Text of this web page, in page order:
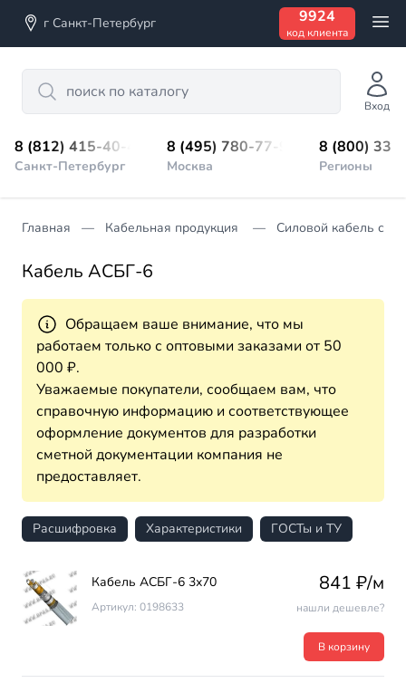
г Санкт-Петербург 9924
код клиента
Search
Вход
8 (812) 415-40-45
Санкт-Петербург
8 (495) 780-77-98
Москва
8 (800)
Регионы
Главная Кабельная продукция Силовой кабель с
Кабель АСБГ-6
Обращаем ваше внимание, что мы
работаем только с оптовыми заказами от 50
000 ₽.
Уважаемые покупатели, сообщаем вам, что
справочную информацию и соответствующее
оформление документов для разработки
сметной документации компания не
предоставляет.
Расшифровка Характеристики ГОСТы и ТУ
Кабель АСБГ-6 3х70
Артикул: 0198633
841 ₽/м
нашли дешевле?
В корзину